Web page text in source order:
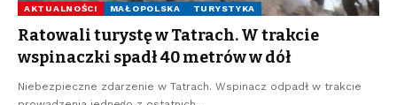
AKTUALNOŚCI MAŁOPOLSKA TURYSTYKA
Ratowali turystę w Tatrach. W trakcie
wspinaczki spadł 40 metrów w dół
Niebezpieczne zdarzenie w Tatrach. Wspinacz odpadł w trakcie